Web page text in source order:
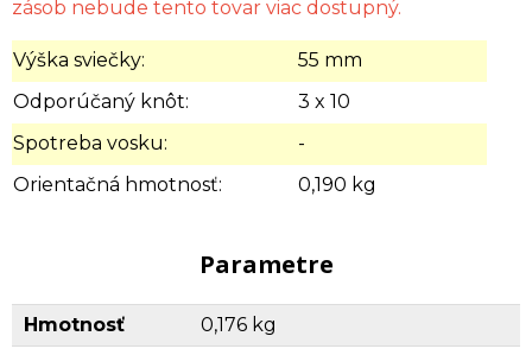
zásob nebude tento tovar viac dostupný.
Výška sviečky:
55 mm
Odporúčaný knôt:
3 x 10
Spotreba vosku:
-
Orientačná hmotnosť:
0,190 kg
Parametre
Hmotnosť 0,176 kg